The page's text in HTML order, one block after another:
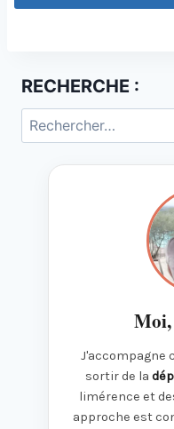
RECHERCHE :
Rechercher :
Moi,
J'accompagne
sortir de la
limérence et
approche est